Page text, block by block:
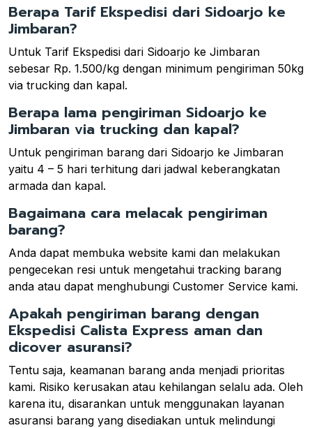
Berapa Tarif Ekspedisi dari Sidoarjo ke
Jimbaran?
Untuk Tarif Ekspedisi dari Sidoarjo ke Jimbaran
sebesar Rp. 1.500/kg dengan minimum pengiriman 50kg
via trucking dan kapal.
Berapa lama pengiriman Sidoarjo ke
Jimbaran via trucking dan kapal?
Untuk pengiriman barang dari Sidoarjo ke Jimbaran
yaitu 4 – 5 hari terhitung dari jadwal keberangkatan
armada dan kapal.
Bagaimana cara melacak pengiriman
barang?
Anda dapat membuka website kami dan melakukan
pengecekan resi untuk mengetahui tracking barang
anda atau dapat menghubungi Customer Service kami.
Apakah pengiriman barang dengan
Ekspedisi Calista Express aman dan
dicover asuransi?
Tentu saja, keamanan barang anda menjadi prioritas
kami. Risiko kerusakan atau kehilangan selalu ada. Oleh
karena itu, disarankan untuk menggunakan layanan
asuransi barang yang disediakan untuk melindungi